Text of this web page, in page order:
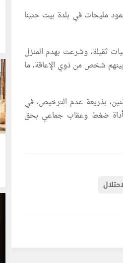
مليحات في بلدة بيت حنينا
ثقيلة، وشرعت بهدم المنزل
ويأوي 10 أفراد من عائلته، بينهم شخص من ذوي الإعاقة، ما
بذريعة عدم الترخيص، في
ضغط وعقاب جماعي بحق